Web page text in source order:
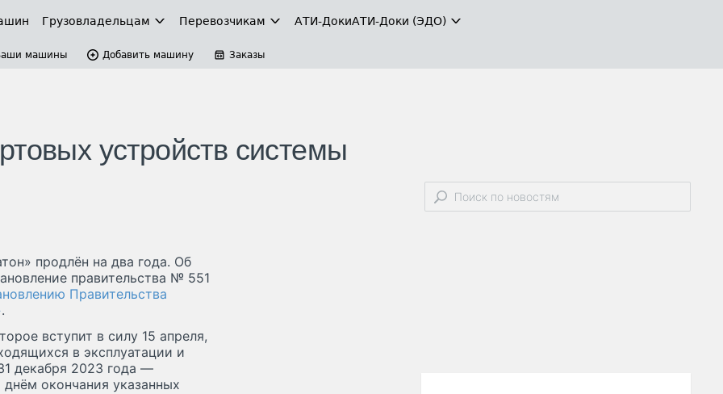
Грузовладельцам Перевозчикам АТИ-ДокиАТИ-Доки (ЭДО)
машины Добавить машину Заказы
устройств системы
продлён на два года. Об
правительства № 551
Правительства
.
вступит в силу 15 апреля,
в эксплуатации и
декабря 2023 года —
окончания указанных